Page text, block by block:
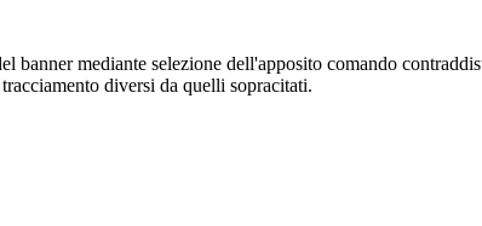
banner mediante selezione dell'apposito comando
diversi da quelli sopracitati.